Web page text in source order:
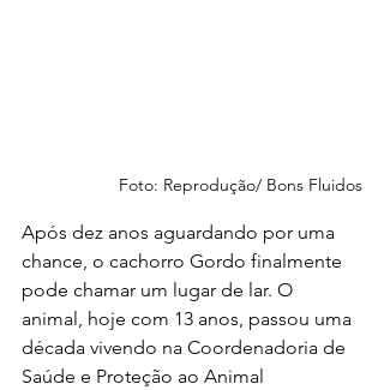
Foto: Reprodução/ Bons Fluidos
Após dez anos aguardando por uma
chance, o cachorro Gordo finalmente
pode chamar um lugar de lar. O
animal, hoje com 13 anos, passou uma
década vivendo na Coordenadoria de
Saúde e Proteção ao Animal